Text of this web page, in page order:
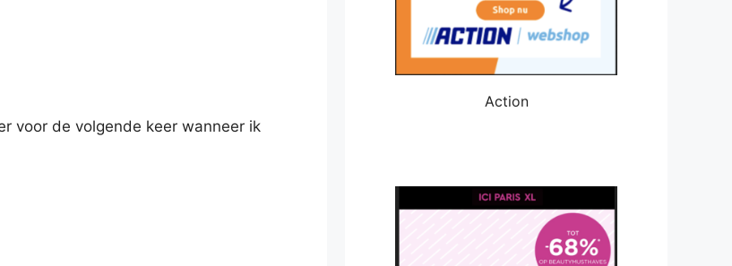
voor de volgende keer wanneer ik
Action